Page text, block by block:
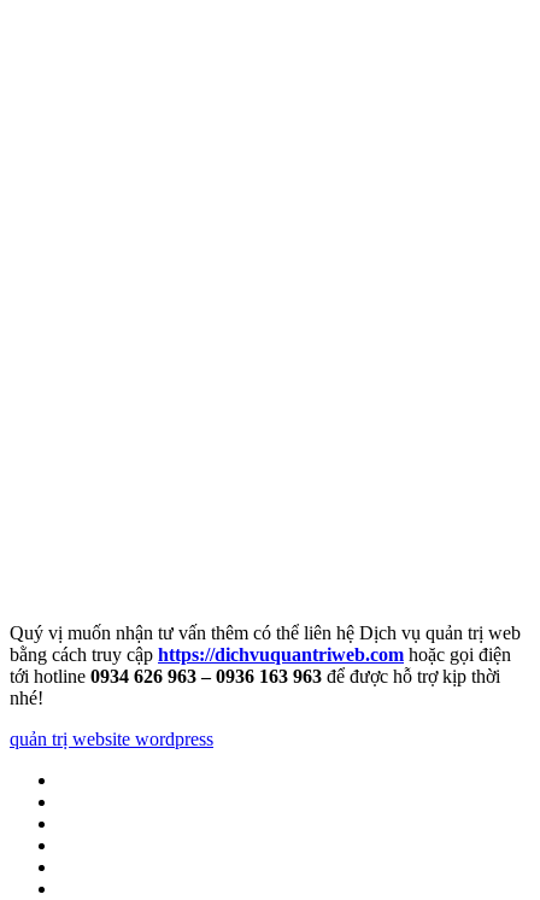
Quý vị muốn nhận tư vấn thêm có thể liên hệ Dịch vụ quản trị web
bằng cách truy cập https://dichvuquantriweb.com hoặc gọi điện
tới hotline 0934 626 963 – 0936 163 963 để được hỗ trợ kịp thời
nhé!
quản trị website wordpress